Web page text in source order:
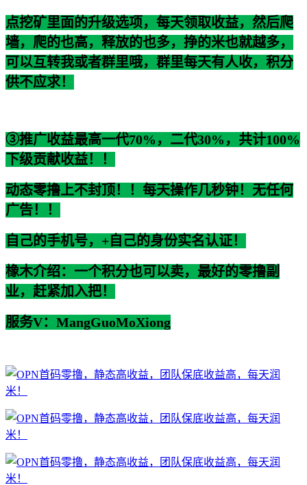
点挖矿里面的升级选项，每天领取收益，然后爬
墙，爬的也高，释放的也多，挣的米也就越多，
可以互转我或者群里哦，群里每天有人收，积分
供不应求！
③推广收益最高一代70%，二代30%，共计100%
下级贡献收益！！
动态零撸上不封顶！！每天操作几秒钟！无任何
广告！！
自己的手机号，+自己的身份实名认证！
橡木介绍：一个积分也可以卖，最好的零撸副
业，赶紧加入把！
服务V：MangGuoMoXiong